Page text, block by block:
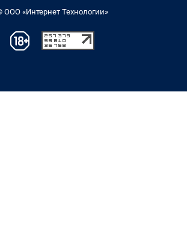
ООО «Интернет Технологии»